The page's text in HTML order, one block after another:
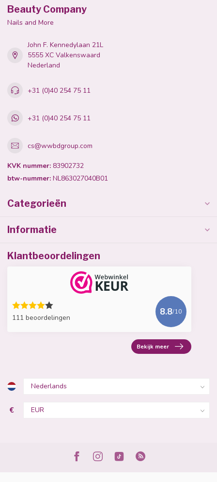
Beauty Company
Nails and More
John F. Kennedylaan 21L
5555 XC Valkenswaard
Nederland
+31 (0)40 254 75 11
+31 (0)40 254 75 11
cs@wwbdgroup.com
KVK nummer: 83902732
btw-nummer: NL863027040B01
Categorieën
Informatie
Klantbeoordelingen
111 beoordelingen
8.8/10
Bekijk meer
€